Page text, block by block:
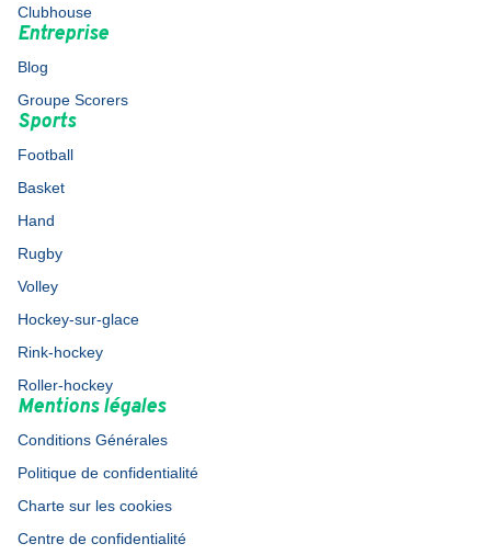
Clubhouse
Entreprise
Blog
Groupe Scorers
Sports
Football
Basket
Hand
Rugby
Volley
Hockey-sur-glace
Rink-hockey
Roller-hockey
Mentions légales
Conditions Générales
Politique de confidentialité
Charte sur les cookies
Centre de confidentialité